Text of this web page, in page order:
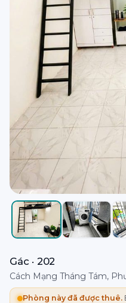
Gác · 202
Cách Mạng Tháng Tám,
Phòng này đã được thuê.